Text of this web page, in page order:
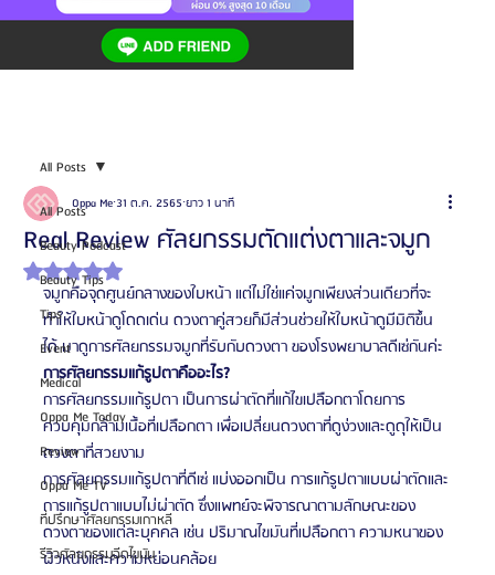
All Posts
Beauty Podcast
Beauty Tips
Tips
Event
Medical
Oppa Me Today
Review
Oppa Me TV
ที่ปรึกษาศัลยกรรมเกาหลี
รีวิวศัลยกรรมฉีดไขมัน
All Posts
Real Review ศัลยกรรมตัดแต่งตาและจมูก
Oppa Me 31 ต.ค. 2565 ยาว 1 นาที
ได้รับ NaN เต็ม 5 ดาว
จมูกคือจุดศูนย์กลางของใบหน้า แต่ไม่ใช่แค่จมูกเพียงส่วนเดียวที่จะ
ทำให้ใบหน้าดูโดดเด่น ดวงตาคู่สวยก็มีส่วนช่วยให้ใบหน้าดูมีมิติขึ้น
ได้ มาดูการศัลยกรรมจมูกที่รับกับดวงตา ของโรงพยาบาลดีเซ่กันค่ะ
การศัลยกรรมแก้รูปตาคืออะไร?
การศัลยกรรมแก้รูปตา เป็นการผ่าตัดที่แก้ไขเปลือกตาโดยการ
ควบคุมกล้ามเนื้อที่เปลือกตา เพื่อเปลี่ยนดวงตาที่ดูง่วงและดูดุให้เป็น
ดวงตาที่สวยงาม
การศัลยกรรมแก้รูปตาที่ดีเซ่ แบ่งออกเป็น การแก้รูปตาแบบผ่าตัดและ
การแก้รูปตาแบบไม่ผ่าตัด ซึ่งแพทย์จะพิจารณาตามลักษณะของ
ดวงตาของแต่ละบุคคล เช่น ปริมาณไขมันที่เปลือกตา ความหนาของ
ผิวหนังและความหย่อนคล้อย